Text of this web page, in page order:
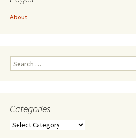
About
Search
for:
Categories
Categories